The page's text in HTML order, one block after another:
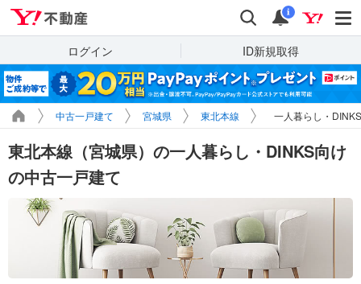
検索 通知
i
ログイン ID新規取得
中古一戸建て 宮城県 東北本線 一人暮らし・
東北本線（宮城県）の一人暮らし・DINKS向け
の中古一戸建て